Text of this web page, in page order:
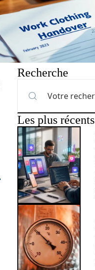
Recherche
Les plus récents